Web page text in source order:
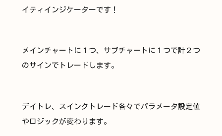
イティインジケーターです！
メインチャートに１つ、サブチャートに１つで計２つ
のサインでトレードします。
デイトレ、スイングトレード各々でパラメータ設定値
やロジックが変わります。